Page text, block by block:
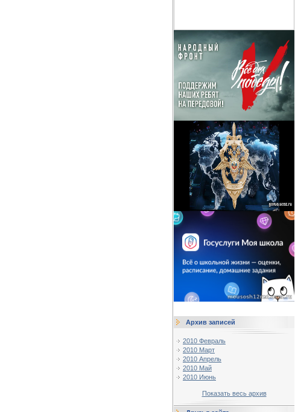
Архив записей
2010 Февраль
2010 Март
2010 Апрель
2010 Май
2010 Июнь
Показать весь архив